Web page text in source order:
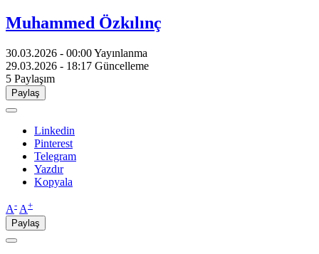
Muhammed Özkılınç
30.03.2026 - 00:00Yayınlanma
29.03.2026 - 18:17 Güncelleme
5 Paylaşım
Paylaş
Linkedin
Pinterest
Telegram
Yazdır
Kopyala
A- A+
Paylaş